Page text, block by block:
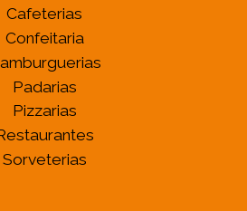
Cafeterias
Confeitaria
Padarias
Pizzarias
Sorveterias